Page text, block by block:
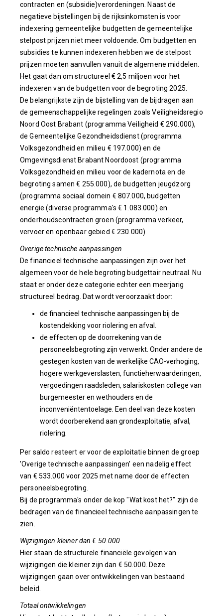
contracten en (subsidie)verordeningen. Naast de
negatieve bijstellingen bij de rijksinkomsten is voor
indexering gemeentelijke budgetten de gemeentelijke
stelpost prijzen niet meer voldoende. Om budgetten en
subsidies te kunnen indexeren hebben we de stelpost
prijzen moeten aanvullen vanuit de algemene middelen.
Het gaat dan om structureel € 2,5 miljoen voor het
indexeren van de budgetten voor de begroting 2025.
De belangrijkste zijn de bijstelling van de bijdragen aan
de gemeenschappelijke regelingen zoals Veiligheidsregio
Noord Oost Brabant (programma Veiligheid € 290.000),
de Gemeentelijke Gezondheidsdienst (programma
Volksgezondheid en milieu € 197.000) en de
Omgevingsdienst Brabant Noordoost (programma
Volksgezondheid en milieu voor de kadernota en de
begroting samen € 255.000), de budgetten jeugdzorg
(programma sociaal domein € 807.000, budgetten
energie (diverse programma's € 1.083.000) en
onderhoudscontracten groen (programma verkeer,
vervoer en openbaar gebied € 230.000).
Overige technische aanpassingen
De financieel technische aanpassingen zijn over het
algemeen voor de hele begroting budgettair neutraal. Nu
staat er onder deze categorie echter een meerjarig
structureel bedrag. Dat wordt veroorzaakt door:
de financieel technische aanpassingen bij de
kostendekking voor riolering en afval.
de effecten op de doorrekening van de
personeelsbegroting zijn verwerkt. Onder andere de
gestegen kosten van de werkelijke CAO-verhoging,
hogere werkgeverslasten, functieherwaarderingen,
vergoedingen raadsleden, salariskosten college van
burgemeester en wethouders en de
inconveniëntentoelage. Een deel van deze kosten
wordt doorberekend aan grondexploitatie, afval,
riolering.
Per saldo resteert er voor de exploitatie binnen de groep
'Overige technische aanpassingen' een nadelig effect
van € 533.000 voor 2025 met name door de effecten
personeelsbegroting.
Bij de programma's onder de kop "Wat kost het?" zijn de
bedragen van de financieel technische aanpassingen te
zien.
Wijzigingen kleiner dan € 50.000
Hier staan de structurele financiële gevolgen van
wijzigingen die kleiner zijn dan € 50.000. Deze
wijzigingen gaan over ontwikkelingen van bestaand
beleid.
Totaal ontwikkelingen